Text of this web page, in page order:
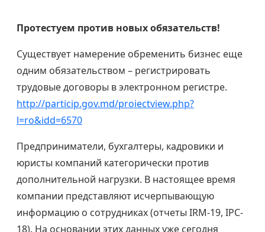
Протестуем против новых обязательств!
Существует намерение обременить бизнес еще
одним обязательством – регистрировать
трудовые договоры в электронном регистре.
http://particip.gov.md/proiectview.php?
l=ro&idd=6570
Предприниматели, бухгалтеры, кадровики и
юристы компаний категорически против
дополнительной нагрузки. В настоящее время
компании представляют исчерпывающую
информацию о сотрудниках (отчеты IRM-19, IPC-
18). На основании этих данных уже сегодня